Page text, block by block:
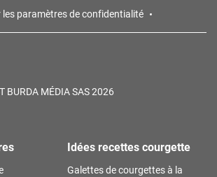
les paramètres de confidentialité
BURDA MÉDIA SAS 2026
Idées recettes courgette
Galettes de courgettes à la